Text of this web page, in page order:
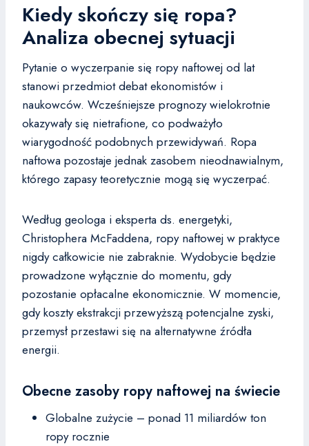
Kiedy skończy się ropa?
Analiza obecnej sytuacji
Pytanie o wyczerpanie się ropy naftowej od lat
stanowi przedmiot debat ekonomistów i
naukowców. Wcześniejsze prognozy wielokrotnie
okazywały się nietrafione, co podważyło
wiarygodność podobnych przewidywań. Ropa
naftowa pozostaje jednak zasobem nieodnawialnym,
którego zapasy teoretycznie mogą się wyczerpać.
Według geologa i eksperta ds. energetyki,
Christophera McFaddena, ropy naftowej w praktyce
nigdy całkowicie nie zabraknie. Wydobycie będzie
prowadzone wyłącznie do momentu, gdy
pozostanie opłacalne ekonomicznie. W momencie,
gdy koszty ekstrakcji przewyższą potencjalne zyski,
przemysł przestawi się na alternatywne źródła
energii.
Obecne zasoby ropy naftowej na świecie
Globalne zużycie – ponad 11 miliardów ton
ropy rocznie